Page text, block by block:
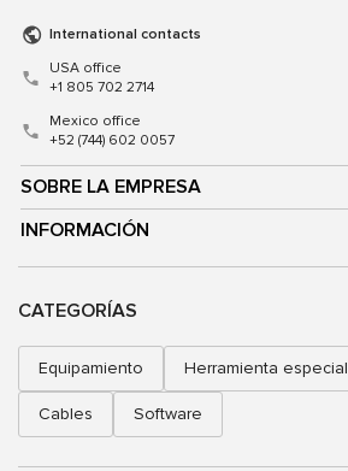
SOBRE LA EMPRESA
INFORMACIÓN
International contacts
USA office
+1 805 702 2714
Mexico office
+52 (744) 602 0057
CATEGORÍAS
Equipamiento Herramienta especial
Cables Software